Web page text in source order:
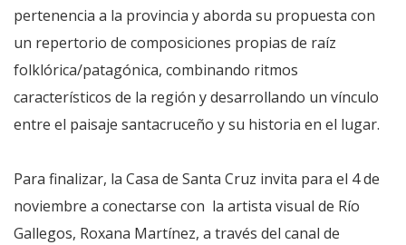
pertenencia a la provincia y aborda su propuesta con
un repertorio de composiciones propias de raíz
folklórica/patagónica, combinando ritmos
característicos de la región y desarrollando un vínculo
entre el paisaje santacruceño y su historia en el lugar.
Para finalizar, la Casa de Santa Cruz invita para el 4 de
noviembre a conectarse con la artista visual de Río
Gallegos, Roxana Martínez, a través del canal de